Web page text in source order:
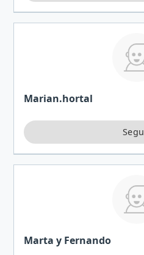
Marian.hortal
Marta y Fernando